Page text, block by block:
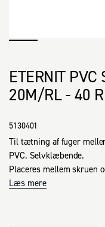
ETERNIT PVC
20M/RL - 40
5130401
Til tætning af fuger
PVC. Selvklæbende.
Placeres mellem skruen
underkant, således at
Læs mere